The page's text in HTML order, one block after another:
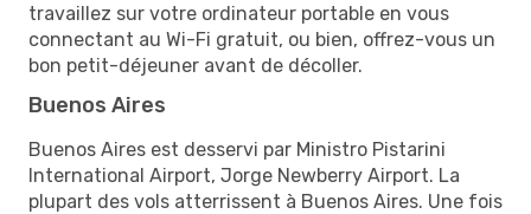
travaillez sur votre ordinateur portable en vous
connectant au Wi-Fi gratuit, ou bien, offrez-vous un
bon petit-déjeuner avant de décoller.
Buenos Aires
Buenos Aires est desservi par Ministro Pistarini
International Airport, Jorge Newberry Airport. La
plupart des vols atterrissent à Buenos Aires. Une fois